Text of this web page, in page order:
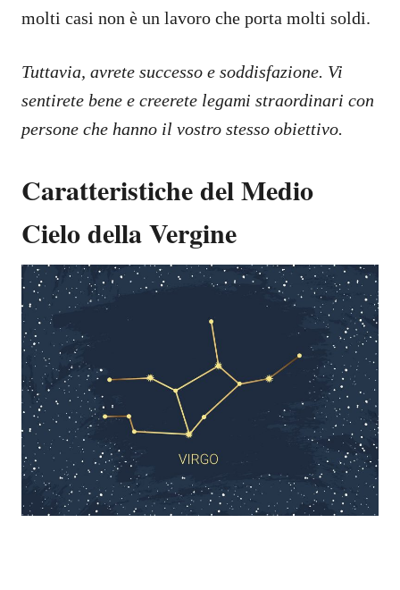
molti casi non è un lavoro che porta molti soldi.
Tuttavia, avrete successo e soddisfazione. Vi
sentirete bene e creerete legami straordinari con
persone che hanno il vostro stesso obiettivo.
Caratteristiche del Medio
Cielo della Vergine